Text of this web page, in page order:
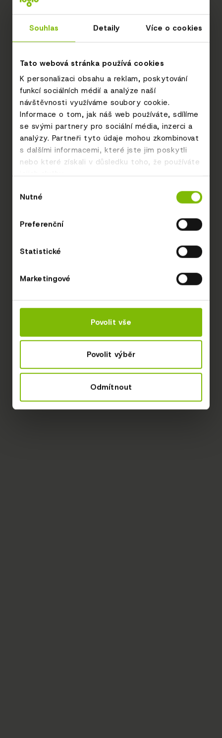
Souhlas Detaily Více o cookies
Tato webová stránka používá cookies
K personalizaci obsahu a reklam, poskytování
funkcí sociálních médií a analýze naší
návštěvnosti využíváme soubory cookie.
Informace o tom, jak náš web používáte, sdílíme
se svými partnery pro sociální média, inzerci a
analýzy. Partneři tyto údaje mohou zkombinovat
s dalšími informacemi, které jste jim poskytli
nebo které získali v důsledku toho, že používáte
jejich služby.
souhlasu
Nutné
Preferenční
Statistické
Marketingové
Povolit vše
Povolit výběr
Odmítnout